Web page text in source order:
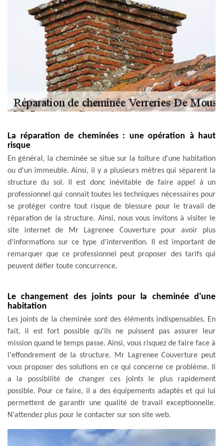
La réparation de cheminées : une opération à haut
risque
En général, la cheminée se situe sur la toiture d'une habitation
ou d'un immeuble. Ainsi, il y a plusieurs mètres qui séparent la
structure du sol. Il est donc inévitable de faire appel à un
professionnel qui connait toutes les techniques nécessaires pour
se protéger contre tout risque de blessure pour le travail de
réparation de la structure. Ainsi, nous vous invitons à visiter le
site internet de Mr Lagrenee Couverture pour avoir plus
d'informations sur ce type d'intervention. Il est important de
remarquer que ce professionnel peut proposer des tarifs qui
peuvent défier toute concurrence.
Le changement des joints pour la cheminée d'une
habitation
Les joints de la cheminée sont des éléments indispensables. En
fait, il est fort possible qu'ils ne puissent pas assurer leur
mission quand le temps passe. Ainsi, vous risquez de faire face à
l'effondrement de la structure. Mr Lagrenee Couverture peut
vous proposer des solutions en ce qui concerne ce problème. Il
a la possibilité de changer ces joints le plus rapidement
possible. Pour ce faire, il a des équipements adaptés et qui lui
permettent de garantir une qualité de travail exceptionnelle.
N'attendez plus pour le contacter sur son site web.